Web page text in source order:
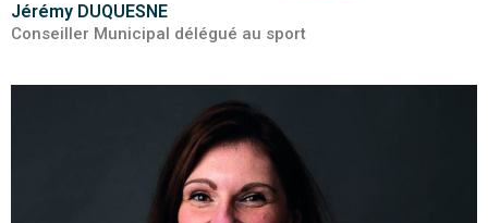
Jérémy DUQUESNE
Conseiller Municipal délégué au sport